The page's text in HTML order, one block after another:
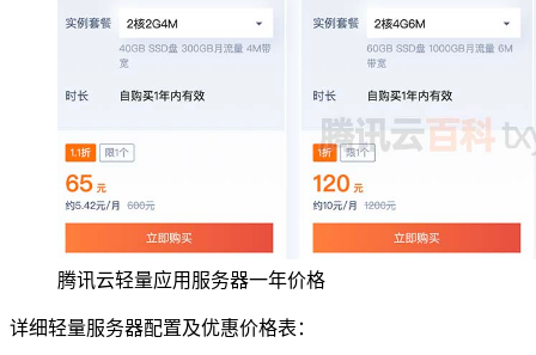
腾讯云轻量应用服务器一年价格
详细轻量服务器配置及优惠价格表：